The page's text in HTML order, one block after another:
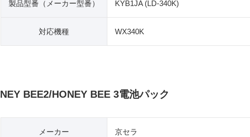
製品型番（​メーカー型番） KYB1JA (LD-340K)
対応機種 WX340K
BEE2/HONEY BEE 3電池パック
メーカー 京セラ